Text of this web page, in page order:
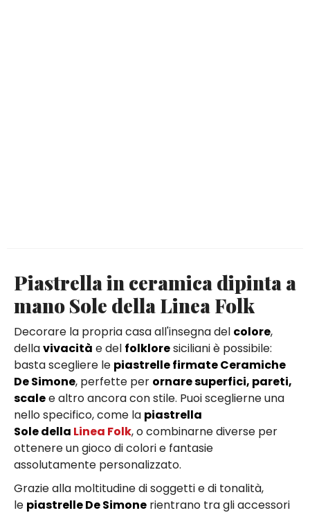
Piastrella in ceramica dipinta a
mano Sole della Linea Folk
Decorare la propria casa all'insegna del colore,
dellavivacità e del folkloresiciliani è possibile:
basta scegliere le piastrelle firmate Ceramiche
De Simone, perfette per ornare superfici, pareti,
scalee altro ancora con stile. Puoi sceglierne una
nello specifico, come la piastrella
Sole della Linea Folk, o combinarne diverse per
ottenere un gioco di colori e fantasie
assolutamente personalizzato.
Grazie alla moltitudine di soggetti e di tonalità,
le piastrelle De Simone rientrano tra gli accessori